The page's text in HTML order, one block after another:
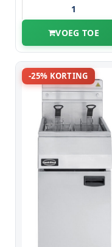
VOEG TOE
-25% KORTING